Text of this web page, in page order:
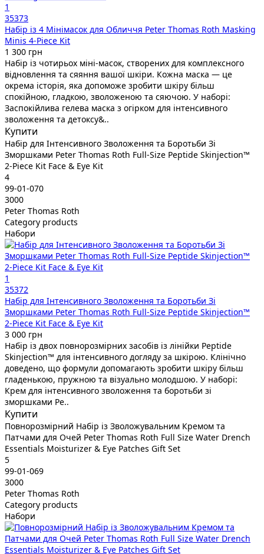
1
35373
Набір із 4 Мінімасок для Обличчя Peter Thomas Roth Masking
Minis 4-Piece Kit
1 300 грн
Набір із чотирьох міні-масок, створених для комплексного
відновлення та сяяння вашої шкіри. Кожна маска — це
окрема історія, яка допоможе зробити шкіру більш
спокійною, гладкою, зволоженою та сяючою. У наборі:
Заспокійлива гелева маска з огірком для інтенсивного
зволоження та детоксу&..
Купити
Набір для Інтенсивного Зволоження та Боротьби Зі
Зморшками Peter Thomas Roth Full-Size Peptide Skinjection™
2-Piece Kit Face & Eye Kit
4
99-01-070
3000
Peter Thomas Roth
Category products
Набори
1
35372
Набір для Інтенсивного Зволоження та Боротьби Зі
Зморшками Peter Thomas Roth Full-Size Peptide Skinjection™
2-Piece Kit Face & Eye Kit
3 000 грн
Набір із двох повнорозмірних засобів із лінійки Peptide
Skinjection™ для інтенсивного догляду за шкірою. Клінічно
доведено, що формули допомагають зробити шкіру більш
гладенькою, пружною та візуально молодшою. У наборі:
Крем для інтенсивного зволоження та боротьби зі
зморшками Pe..
Купити
Повнорозмірний Набір із Зволожувальним Кремом та
Патчами для Очей Peter Thomas Roth Full Size Water Drench
Essentials Moisturizer & Eye Patches Gift Set
5
99-01-069
3000
Peter Thomas Roth
Category products
Набори